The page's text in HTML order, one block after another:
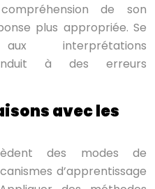
de son
plus appropriée. Se
interprétations
à des erreurs
avec les
des modes de
d’apprentissage